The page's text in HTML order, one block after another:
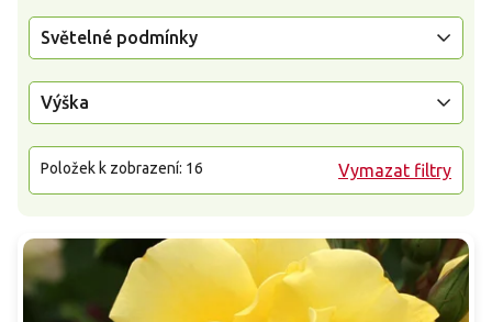
Světelné podmínky
Výška
Vymazat filtry
Položek k zobrazení: 16